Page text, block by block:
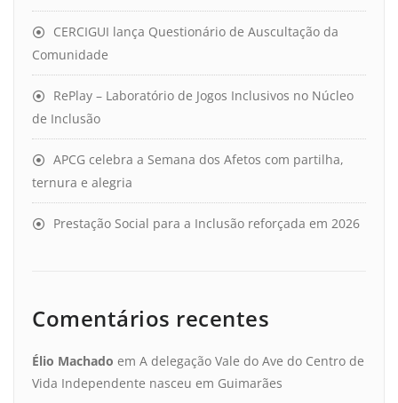
CERCIGUI lança Questionário de Auscultação da
Comunidade
RePlay – Laboratório de Jogos Inclusivos no Núcleo
de Inclusão
APCG celebra a Semana dos Afetos com partilha,
ternura e alegria
Prestação Social para a Inclusão reforçada em 2026
Comentários recentes
Élio Machado em A delegação Vale do Ave do Centro de
Vida Independente nasceu em Guimarães